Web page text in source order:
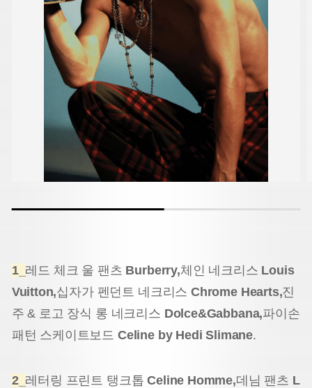
1_ 레드 체크 울 팬츠 Burberry,체인 네크리스 Louis
Vuitton,십자가 펜던트 네크리스 Chrome Hearts,진
주 & 로고 장식 롱 네크리스 Dolce&Gabbana,파이손
패턴 스케이트보드 Celine by Hedi Slimane.
2_ 레터링 프린트 탱크톱Celine Homme,데님 팬츠 L